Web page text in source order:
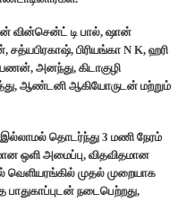
வின்சென்ட் டி பால், ஷான்
பிரியங்கா N K, ஹரி
அனந்து, கிடாகுழி
ஆண்டனி ஆகியோருடன் மற்றும்
தொடர்ந்து 3 மணி நேரம்
ஒளி அமைப்பு, விதவிதமான
வெளியரங்கில் முதல் முறையாக
பாதுகாப்புடன் நடைபெற்றது,